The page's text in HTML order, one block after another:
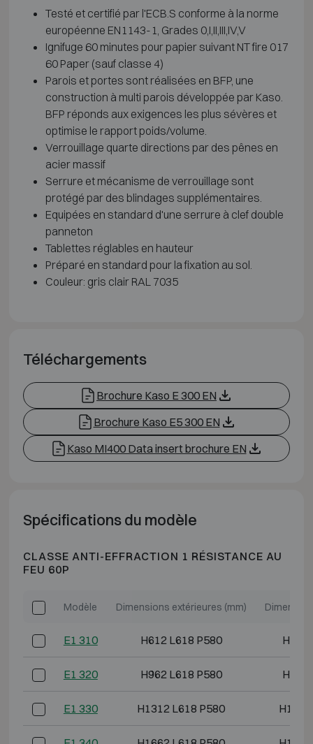
Testé et certifié par l'ECB.S conforme à la norme
européenne EN1143-1, Grades 0,I,II,III,IV,V
Ignifuge 60 minutes pour papier suivant NT fire 017
60 Paper (sauf classe 4)
Parois et portes sont réalisées en BFP, une
construction à multi parois développée par Kaso.
BFP réponds aux exigences les plus sévères et
optimise le rapport poids/volume.
Verrouillage quarte directions par des pênes en
acier massif
Serrure et mécanisme de verrouillage sont
protégé par des blindages supplémentaires.
Equipées en standard d'une serrure à clef double
panneton
Tablettes réglables en hauteur
Préparé en standard pour la fixation au sol.
Couleur: gris clair RAL 7035
Téléchargements
Brochure Kaso E 300 EN
Brochure Kaso E5 300 EN
Kaso MI400 Data insert brochure EN
Spécifications du modèle
CLASSE ANTI-EFFRACTION 1 RÉSISTANCE AU
FEU 60P
Modèle Dimensions extérieures (mm)
E1 310 H612 L618 P580 H493
E1 320 H962 L618 P580 H843
E1 330 H1312 L618 P580